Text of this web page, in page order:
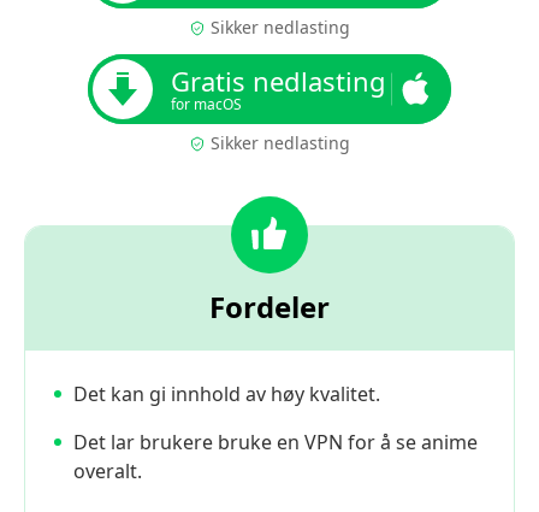
Sikker nedlasting
Gratis nedlasting
for macOS
Sikker nedlasting
Fordeler
Det kan gi innhold av høy kvalitet.
Det lar brukere bruke en VPN for å se anime
overalt.